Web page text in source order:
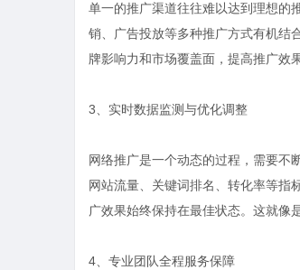
单一的推广渠道往往难以达到理想的
销、广告投放等多种推广方式有机结
牌影响力和市场覆盖面，提高推广效果
3、实时数据监测与优化调整
网络推广是一个动态的过程，需要不
网站流量、关键词排名、转化率等指
广效果始终保持在最佳状态。这就像
4、专业团队全程服务保障